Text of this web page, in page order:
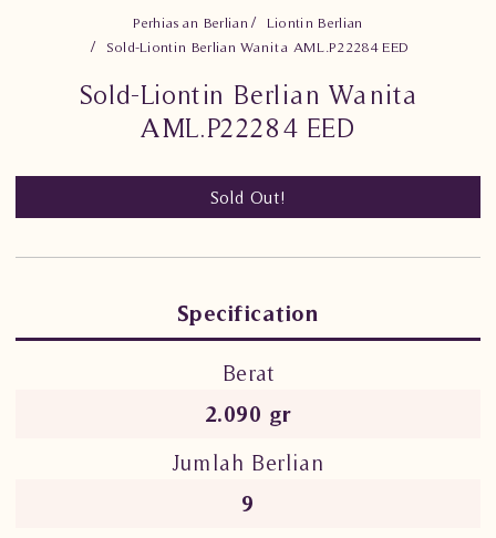
Perhiasan Berlian
Liontin Berlian
Sold-Liontin Berlian Wanita AML.P22284 EED
Sold-Liontin Berlian Wanita
AML.P22284 EED
Sold Out!
Specification
Berat
2.090 gr
Jumlah Berlian
9